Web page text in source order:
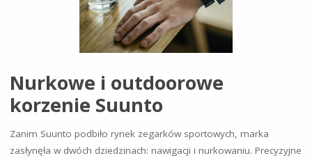
Nurkowe i outdoorowe
korzenie Suunto
Zanim Suunto podbiło rynek zegarków sportowych, marka
zasłynęła w dwóch dziedzinach: nawigacji i nurkowaniu. Precyzyjne